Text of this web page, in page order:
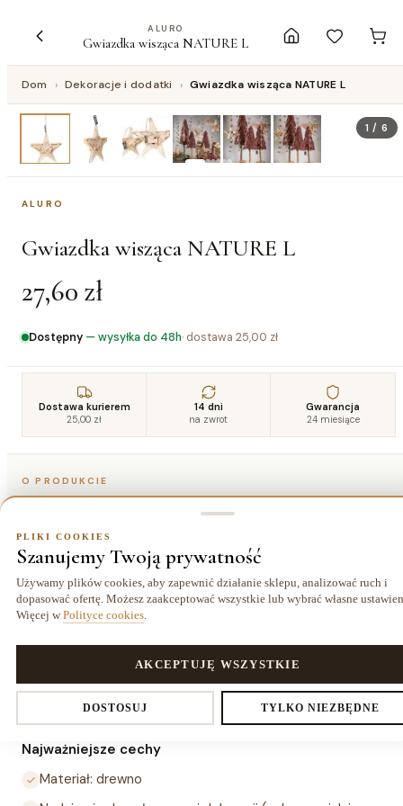
ALURO
Gwiazdka wisząca NATURE L
Dom › Dekoracje i dodatki › Gwiazdka wisząca NATURE L
1 /6
ALURO
Gwiazdka wisząca NATURE L
27,60 zł
Dostępny — wysyłka do 48h· dostawa 25,00 zł
Dostawa kurierem
25,00 zł
14 dni
na zwrot
Gwarancja
24 miesiące
O PRODUKCIE
Opis
Gwiazdka wisząca NATURE L to drewniana ozdoba o
wymiarach 23 × 23 × 4 cm, która sprawdzi się jako dekoracja
przez cały rok — nie tylko podczas świąt. Minimalistyczna
forma w naturalnym materiale wpisuje się w styl
skandynawski i wiele innych aranżacji wnętrzarskich.
Najważniejsze cechy
Materiał: drewno
PLIKI COOKIES
Szanujemy Twoją prywatność
Używamy plików cookies, aby zapewnić działanie sklepu, analizować ruch i
dopasować ofertę. Możesz zaakceptować wszystkie lub wybrać własne
Więcej w Polityce cookies
DOSTOSUJ TYLKO NIEZBĘDNE
AKCEPTUJĘ WSZYSTKIE
Ustawienia prywatności
Decydujesz, które dane zbieramy. Niezbędne pliki cookies są